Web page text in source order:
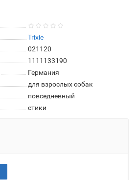
Trixie
021120
1111133190
Германия
для взрослых собак
повседневный
стики